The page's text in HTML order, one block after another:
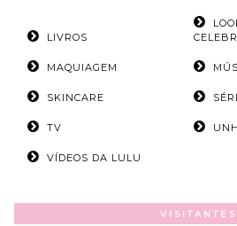
LIVROS
MAQUIAGEM
SKINCARE
TV
VÍDEOS DA LULU
VISITANTES